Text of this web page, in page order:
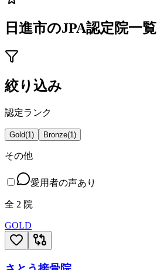
日進市のJPA認定院一覧
絞り込み
認定ランク
Gold(1) Bronze(1)
その他
愛用者の声あり
全 2 院
GOLD